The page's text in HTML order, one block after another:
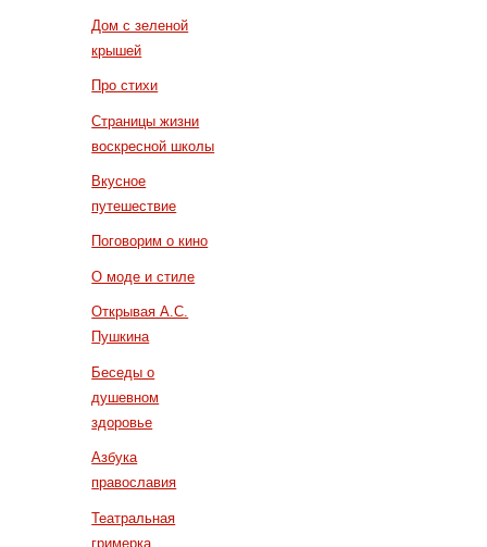
Дом с зеленой
крышей
Про стихи
Страницы жизни
воскресной школы
Вкусное
путешествие
Поговорим о кино
О моде и стиле
Открывая А.С.
Пушкина
Беседы о
душевном
здоровье
Азбука
православия
Театральная
гримерка